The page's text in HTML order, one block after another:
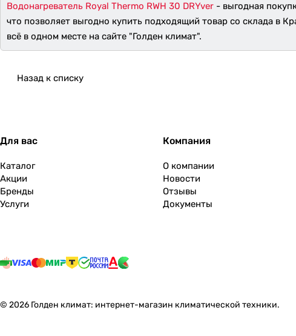
Водонагреватель Royal Thermo RWH 30 DRYver - выгодная
что позволяет выгодно купить подходящий товар со склада в
всё в одном месте на сайте "Голден климат".
Назад к списку
Для вас
Каталог
Акции
Бренды
Услуги
Компания
О компании
Новости
Отзывы
Документы
© 2026 Голден климат: интернет-магазин климатической техники.